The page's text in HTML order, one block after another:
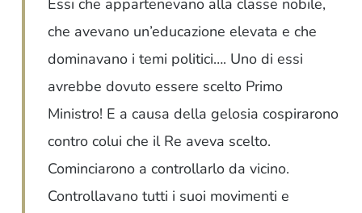
Essi che appartenevano alla classe nobile,
che avevano un’educazione elevata e che
dominavano i temi politici…. Uno di essi
avrebbe dovuto essere scelto Primo
Ministro! E a causa della gelosia cospirarono
contro colui che il Re aveva scelto.
Cominciarono a controllarlo da vicino.
Controllavano tutti i suoi movimenti e